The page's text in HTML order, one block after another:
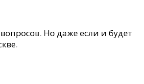
Но даже если и будет